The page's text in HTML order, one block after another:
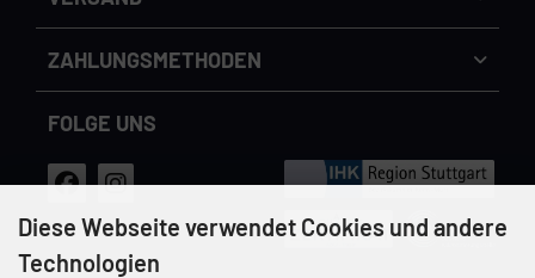
ZAHLUNGS­METHODEN
FOLGE UNS
Diese Webseite verwendet Cookies und andere
Technologien